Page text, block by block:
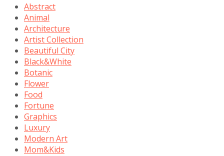
Abstract
Animal
Architecture
Artist Collection
Beautiful City
Black&White
Botanic
Flower
Food
Fortune
Graphics
Luxury
Modern Art
Mom&Kids